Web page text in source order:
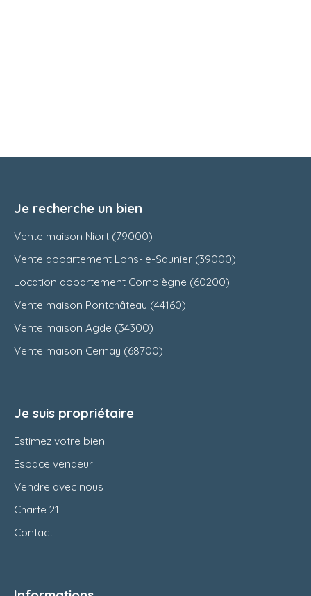
Je recherche un bien
Vente maison Niort (79000)
Vente appartement Lons-le-Saunier (39000)
Location appartement Compiègne (60200)
Vente maison Pontchâteau (44160)
Vente maison Agde (34300)
Vente maison Cernay (68700)
Je suis propriétaire
Estimez votre bien
Espace vendeur
Vendre avec nous
Charte 21
Contact